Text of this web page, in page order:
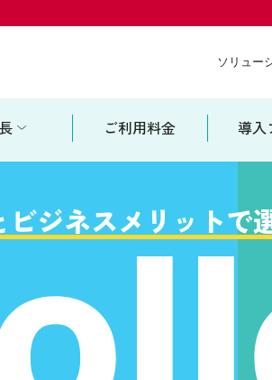
ソリュー
ご利用料金 導入
ビジネスメリットで